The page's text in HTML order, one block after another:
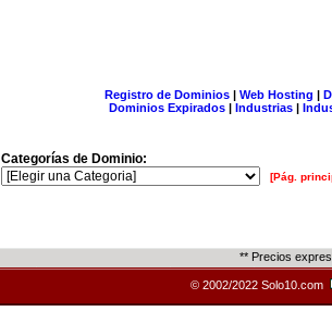
Registro de Dominios| Web Hosting |
Dominios Expirados | Industrias |
Categorías de Dominio:
[Pág.
** Precios
© 2002/2022 Solo10.com